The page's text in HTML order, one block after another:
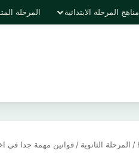
مناهج المرحلة الابتدائية المرحلة
/ المرحلة الثانوية / قوانين مهمة جدا في